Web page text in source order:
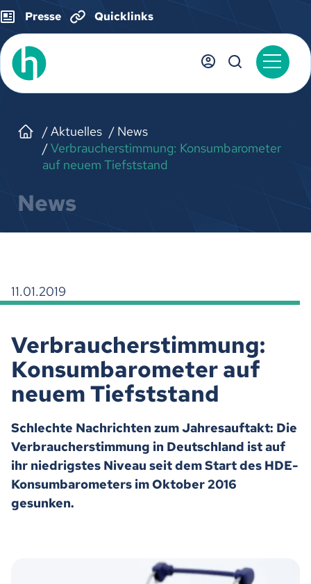
Presse Quicklinks
Aktuelles
News
Verbraucherstimmung: Konsumbarometer
auf neuem Tiefststand
News
11.01.2019
Verbraucherstimmung:
Konsumbarometer auf
neuem Tiefststand
Schlechte Nachrichten zum Jahresauftakt: Die
Verbraucherstimmung in Deutschland ist auf
ihr niedrigstes Niveau seit dem Start des HDE-
Konsumbarometers im Oktober 2016
gesunken.